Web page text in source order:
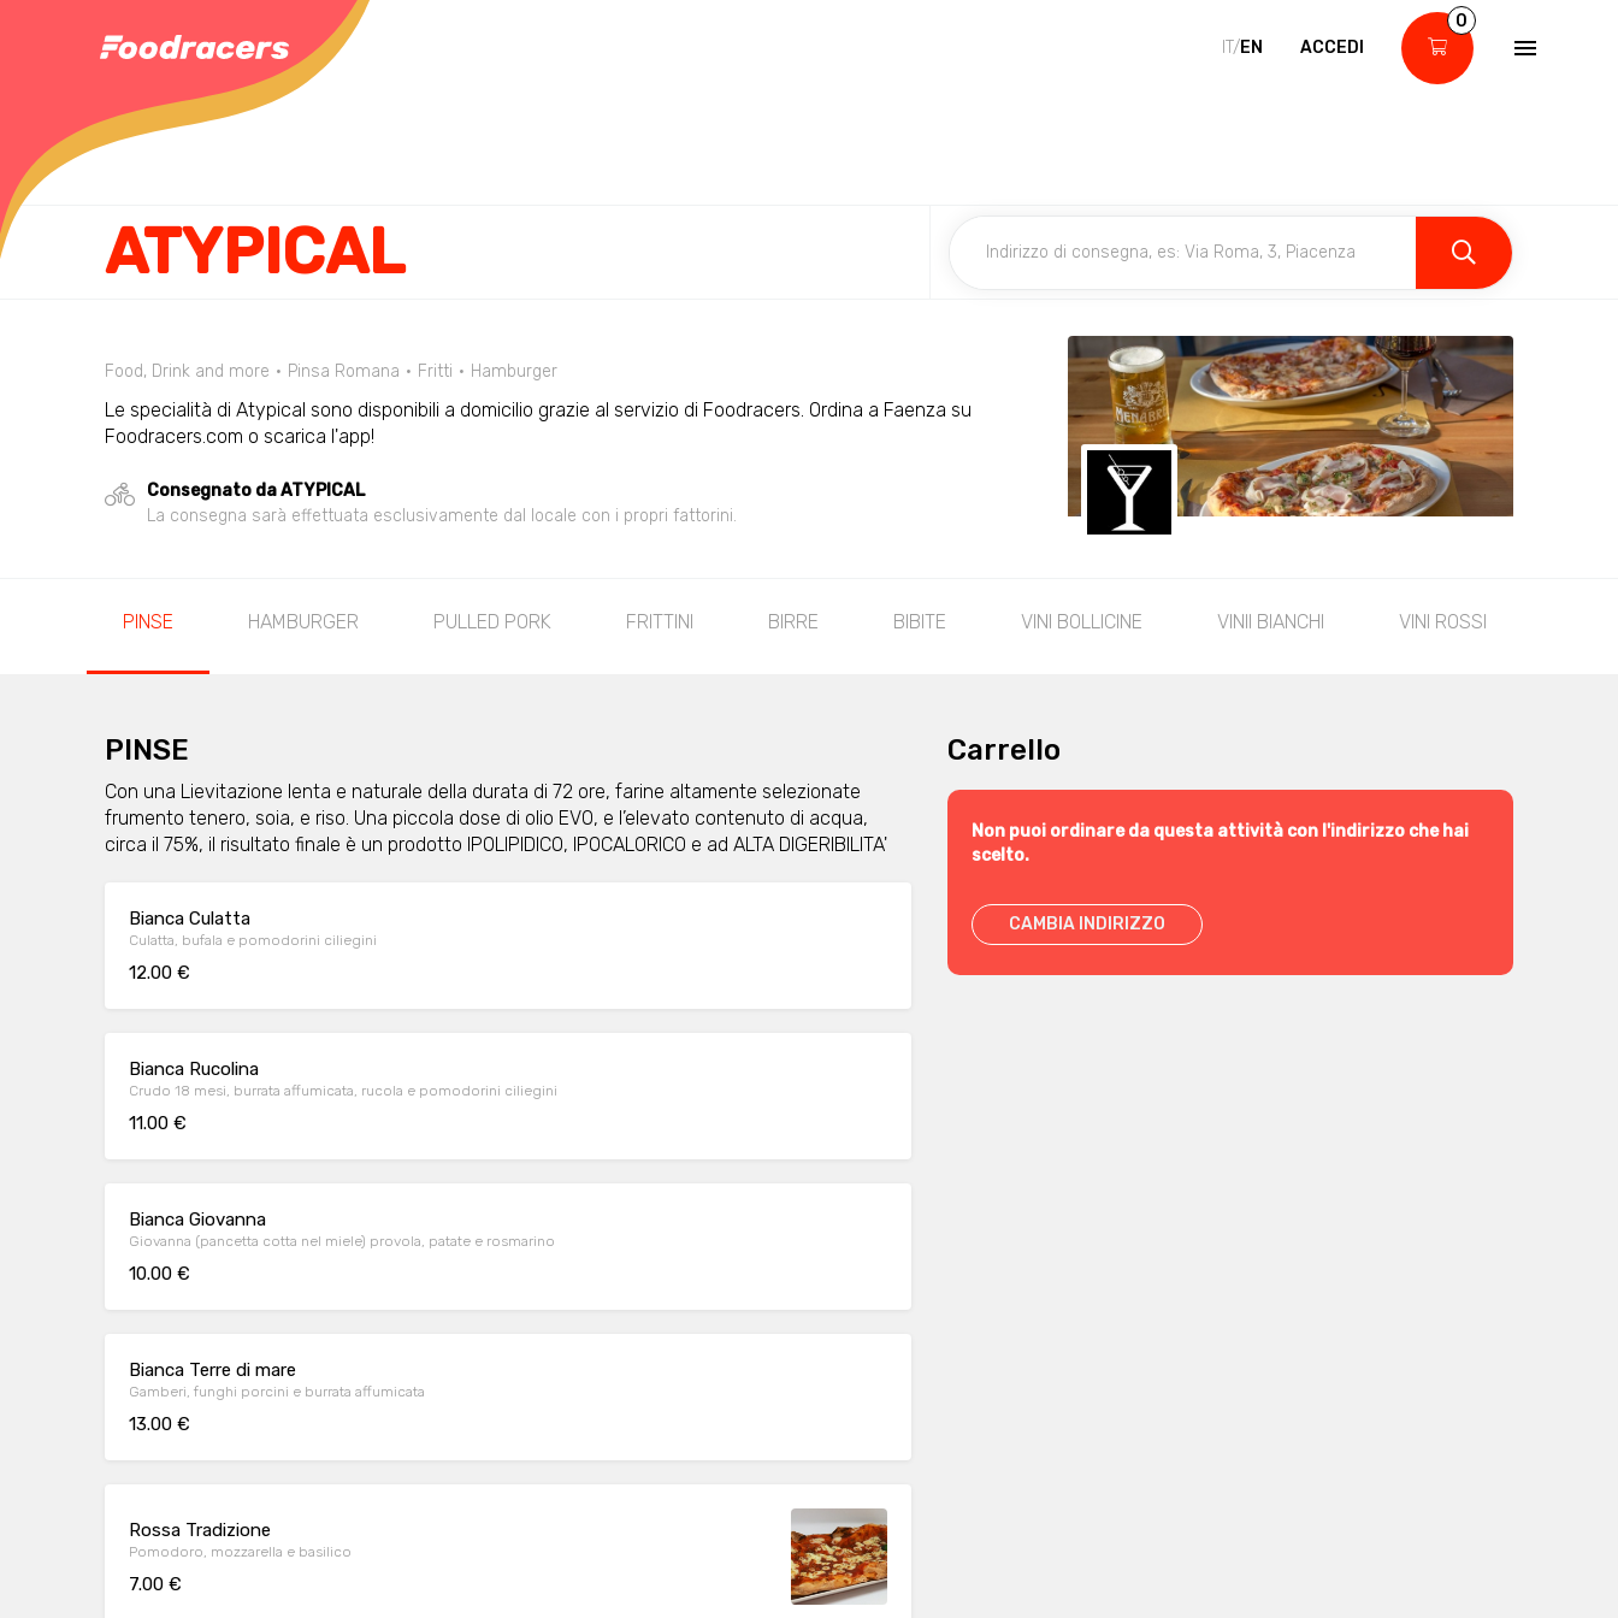
IT/EN ACCEDI
0
ATYPICAL
Food, Drink and more Pinsa Romana Fritti Hamburger
Le specialità di Atypical sono disponibili a domicilio grazie al servizio di Foodracers. Ordina a Faenza su
Foodracers.com o scarica l'app!
Consegnato da ATYPICAL
La consegna sarà effettuata esclusivamente dal locale con i propri fattorini.
PINSE HAMBURGER PULLED PORK FRITTINI BIRRE BIBITE VINI BOLLICINE VINII BIANCHI VINI ROSSI
PINSE
Con una Lievitazione lenta e naturale della durata di 72 ore, farine altamente selezionate
frumento tenero, soia, e riso. Una piccola dose di olio EVO, e l’elevato contenuto di acqua,
circa il 75%, il risultato finale è un prodotto IPOLIPIDICO, IPOCALORICO e ad ALTA DIGERIBILITA'
Bianca Culatta
Culatta, bufala e pomodorini ciliegini
12.00 €
Bianca Rucolina
Crudo 18 mesi, burrata affumicata, rucola e pomodorini ciliegini
11.00 €
Bianca Giovanna
Giovanna (pancetta cotta nel miele) provola, patate e rosmarino
10.00 €
Bianca Terre di mare
Gamberi, funghi porcini e burrata affumicata
13.00 €
Rossa Tradizione
Pomodoro, mozzarella e basilico
7.00 €
Carrello
Non puoi ordinare da questa attività con l'indirizzo che hai
scelto.
CAMBIA INDIRIZZO